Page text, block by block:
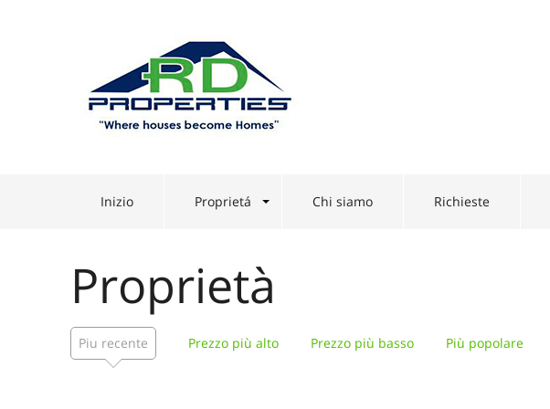
Inizio Proprietá Chi siamo Richieste
Proprietà
Piu recente Prezzo più alto Prezzo più basso Più popolare